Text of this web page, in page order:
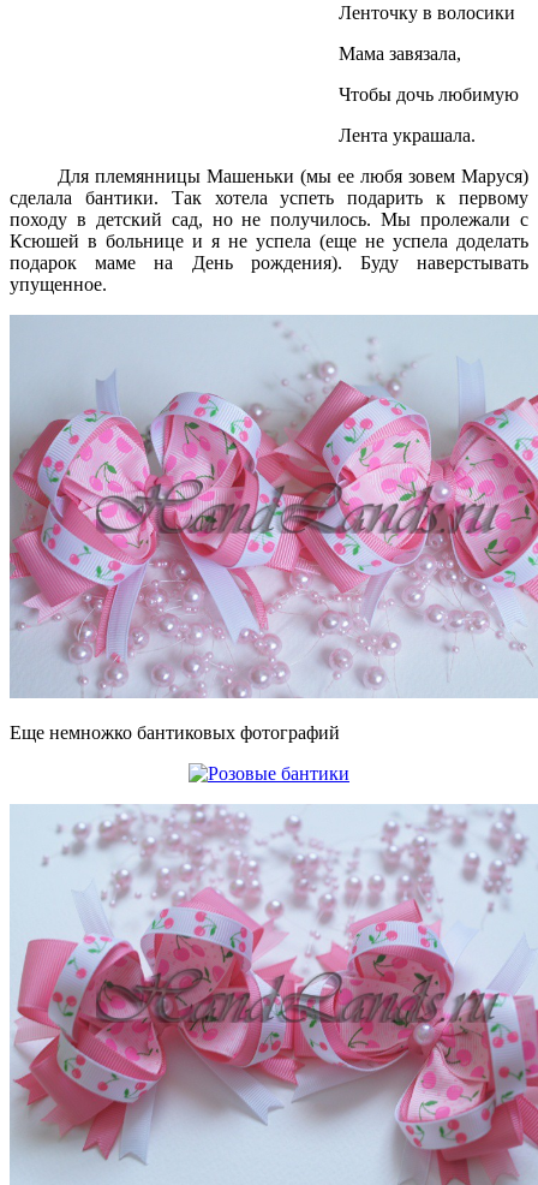
Ленточку в волосики
Мама завязала,
Чтобы дочь любимую
Лента украшала.
Для племянницы Машеньки (мы ее любя зовем Маруся)
сделала бантики. Так хотела успеть подарить к первому
походу в детский сад, но не получилось. Мы пролежали с
Ксюшей в больнице и я не успела (еще не успела доделать
подарок маме на День рождения). Буду наверстывать
упущенное.
Еще немножко бантиковых фотографий